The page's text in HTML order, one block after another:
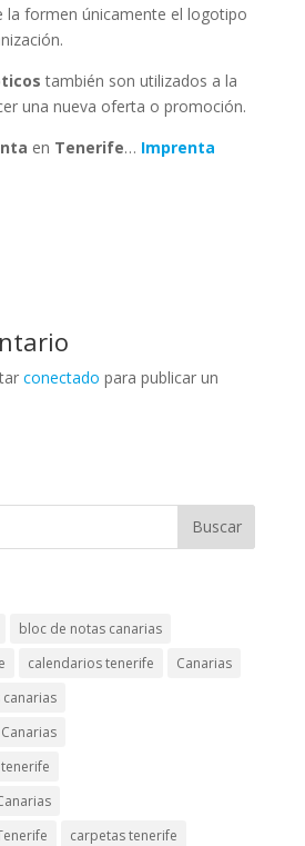
la formen únicamente el logotipo
también son utilizados a la
una nueva oferta o promoción.
en Tenerife… Imprenta
conectado para publicar un
bloc de notas canarias
calendarios tenerife
Canarias
carpetas tenerife